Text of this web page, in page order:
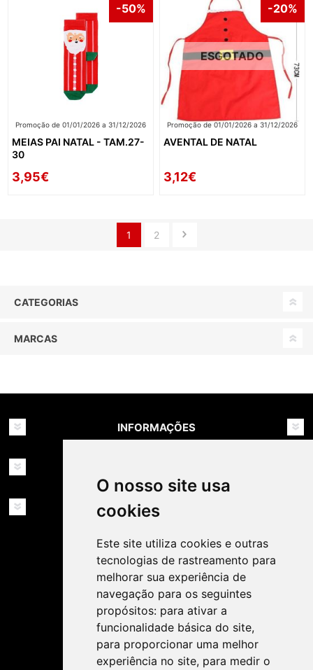
O nosso site usa
cookies
Este site utiliza cookies e outras
tecnologias de rastreamento para
melhorar sua experiência de
navegação para os seguintes
propósitos: para ativar a
funcionalidade básica do site,
para proporcionar uma melhor
experiência no site, para medir o
-50%
Promoção de 01/01/2026 a 31/12/2026
MEIAS PAI NATAL - TAM.27-
30
3,95€
ESGOTADO
-20%
Promoção de 01/01/2026 a 31/12/2026
AVENTAL DE NATAL
3,12€
1 2
CATEGORIAS
MARCAS
INFORMAÇÕES
SERVIÇOS
SIGA-NOS NAS REDES SOCIAIS!